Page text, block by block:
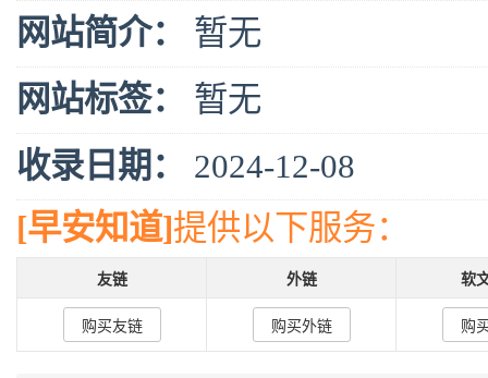
网站简介：
暂无
网站标签：
暂无
收录日期：
2024-12-08
[早安知道]提供以下服务：
友链 外链 软
购买友链 购买外链 购